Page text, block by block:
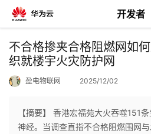
开发者
返
回
不合格掺夹合格阻燃网如
织就楼宇火灾防护网
盈电物联网 2025/12/02
【摘要】 香港宏福苑大火吞噬151
神经。当调查直指不合格阻燃围网与